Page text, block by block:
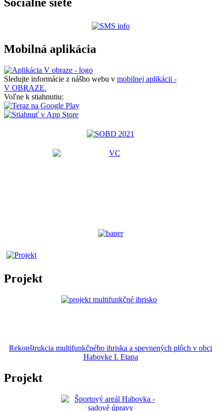
Mobilná aplikácia
Sledujte informácie z nášho webu v mobilnej aplikácii -
V OBRAZE.
Voľne k stiahnutiu:
Projekt
Rekonštrukcia multifunkčného ihriska a spevnených plôch v obci
Habovke I. Etapa
Projekt